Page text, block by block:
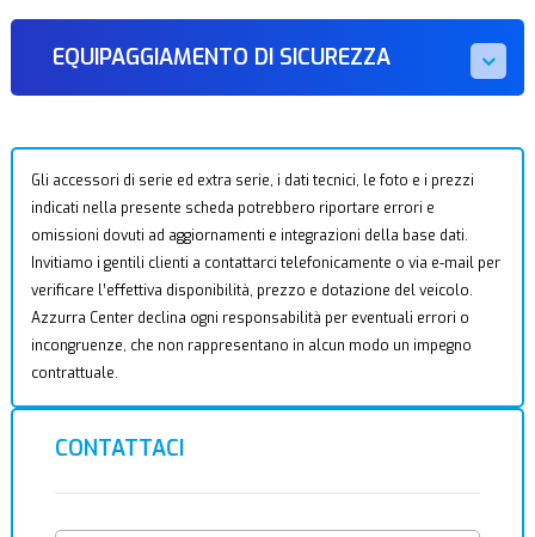
EQUIPAGGIAMENTO DI SICUREZZA
Gli accessori di serie ed extra serie, i dati tecnici, le foto e i prezzi
indicati nella presente scheda potrebbero riportare errori e
omissioni dovuti ad aggiornamenti e integrazioni della base dati.
Invitiamo i gentili clienti a contattarci telefonicamente o via e-mail per
verificare l’effettiva disponibilità, prezzo e dotazione del veicolo.
Azzurra Center declina ogni responsabilità per eventuali errori o
incongruenze, che non rappresentano in alcun modo un impegno
contrattuale.
CONTATTACI